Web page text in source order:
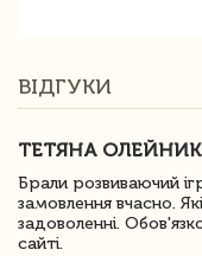
ВІДГУКИ
ТЕТЯНА ОЛЕЙНИК
Брали розвиваючий
замовлення вчасно.
задоволенні.
сайті.